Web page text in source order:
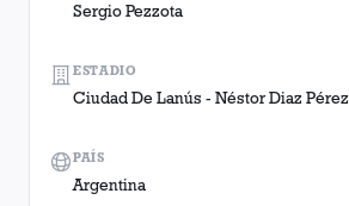
Sergio Pezzota
ESTADIO
Ciudad De Lanús - Néstor Diaz Pérez
PAÍS
Argentina